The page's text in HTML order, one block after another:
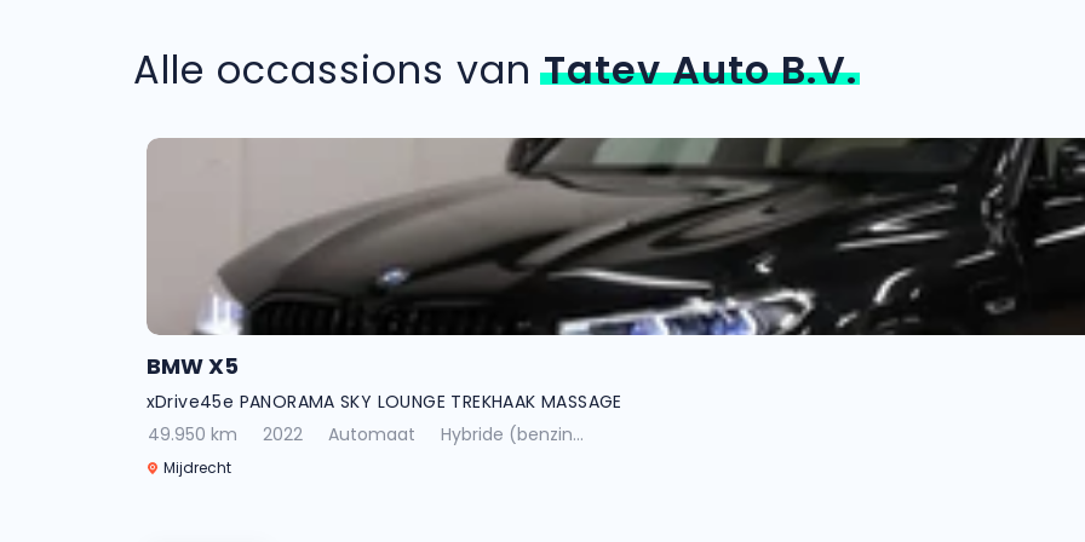
Alle occassions vanTatev Auto B.V.
BMW X5
xDrive45e PANORAMA SKY LOUNGE TREKHAAK MASSAGE
49.950 km
2022 Automaat Hybride (benzin...
Mijdrecht